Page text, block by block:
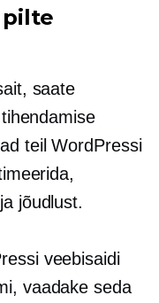
pilte
saate
teil WordPressi
jõudlust.
veebisaidi
vaadake seda